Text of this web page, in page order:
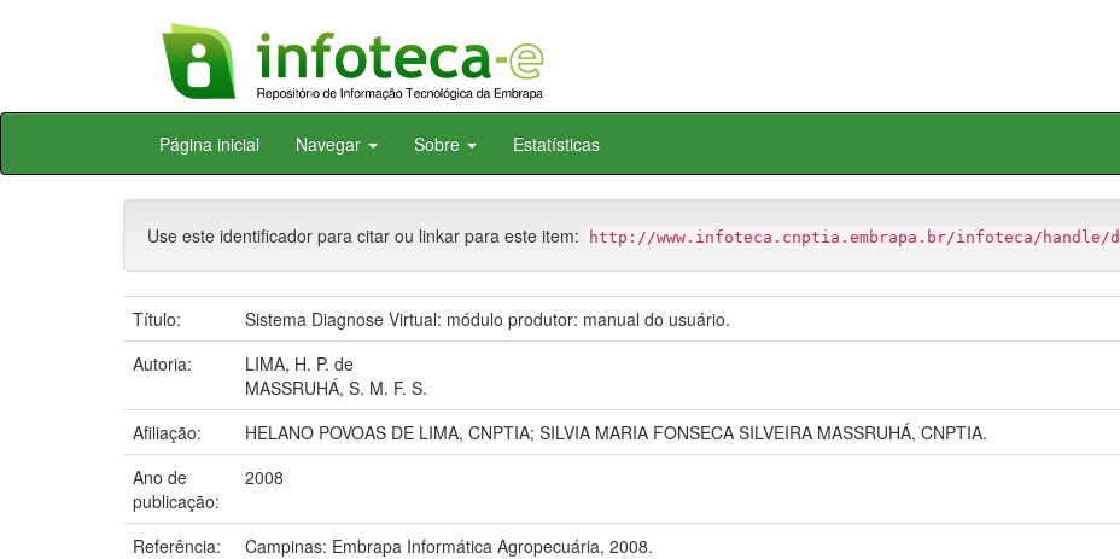
Skip
Página inicial Navegar Sobre Estatísticas
Use este identificador para citar ou linkar para este item: http://www.infoteca.cnptia.embrapa.br/infoteca/handle/
Título:
Sistema Diagnose Virtual: módulo produtor: manual do usuário.
Autoria:
LIMA, H. P. de
MASSRUHÁ, S. M. F. S.
Afiliação:
HELANO POVOAS DE LIMA, CNPTIA; SILVIA MARIA FONSECA SILVEIRA MASSRUHÁ, CNPTIA.
Ano de
publicação:
2008
Referência:
Campinas: Embrapa Informática Agropecuária, 2008.